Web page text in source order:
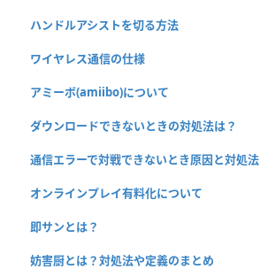
ハンドルアシストを切る方法
ワイヤレス通信の仕様
アミーボ(amiibo)について
ダウンロードできないときの対処法は？
通信エラーで対戦できないとき原因と対処法
オンラインプレイ有料化について
即サンとは？
妨害厨とは？対処法や定義のまとめ